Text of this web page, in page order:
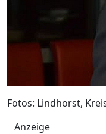
Fotos: Lindhorst,
Anzeige